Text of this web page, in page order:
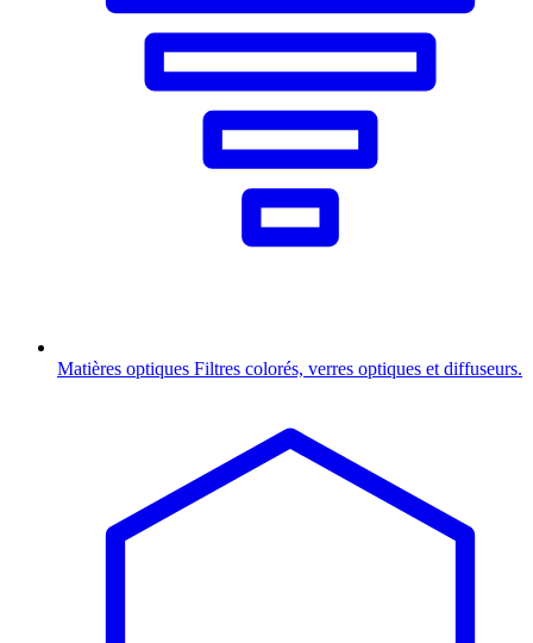
Matières optiques Filtres colorés, verres optiques et diffuseurs.